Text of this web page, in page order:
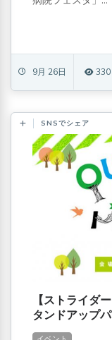
9月 26日 330
SNSでシェア
【ストライダ
タンドアップ